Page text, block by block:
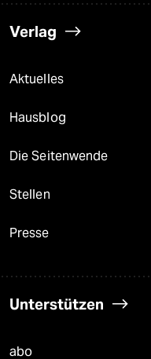
Verlag
Aktuelles
Hausblog
Die Seitenwende
Stellen
Presse
Unterstützen
abo